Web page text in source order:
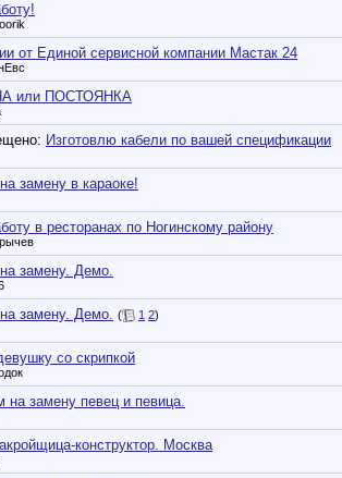
от Единой сервисной компании Мастак 24
или ПОСТОЯНКА
Изготовлю кабели по вашей спецификации
замену в караоке!
в ресторанах по Ногинскому району
замену. Демо.
замену. Демо. ( 1 2)
со скрипкой
на замену певец и певица.
конструктор. Москва